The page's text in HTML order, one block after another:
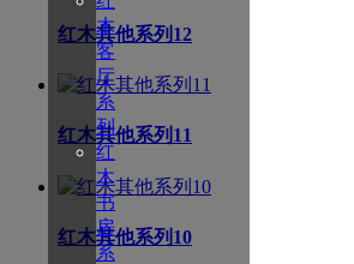
木
客
厅
系
列
红
木
书
房
系
红木其他系列12
红木其他系列11
红木其他系列10